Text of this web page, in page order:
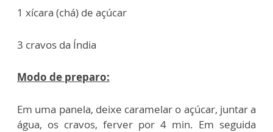
1 xícara (chá) de açúcar
3 cravos da Índia
Modo de preparo:
Em uma panela, deixe caramelar o açúcar, juntar a
água, os cravos, ferver por 4 min. Em seguida